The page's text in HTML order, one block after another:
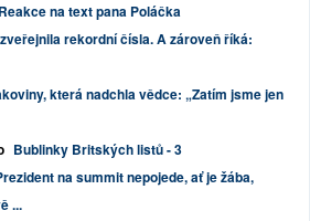
Reakce na text pana Poláčka
rekordní čísla. A zároveň říká:
která nadchla vědce: „Zatím jsme jen
Bublinky Britských listů - 3
na summit nepojede, ať je žába,
...